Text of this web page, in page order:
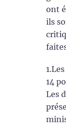
ont
ils
14
Les